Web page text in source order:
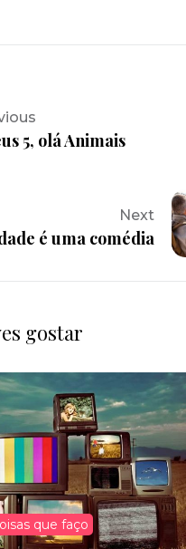
5, olá Animais
Next
é uma comédia
gostar
que faço